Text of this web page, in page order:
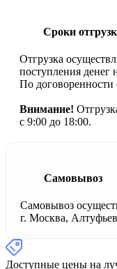
Сроки
Отгрузка
поступления денег
По договоренности
Внимание!
с 9:00 до 18:00.
Самовывоз
Самовывоз
г. Москва,
Доступные цены на